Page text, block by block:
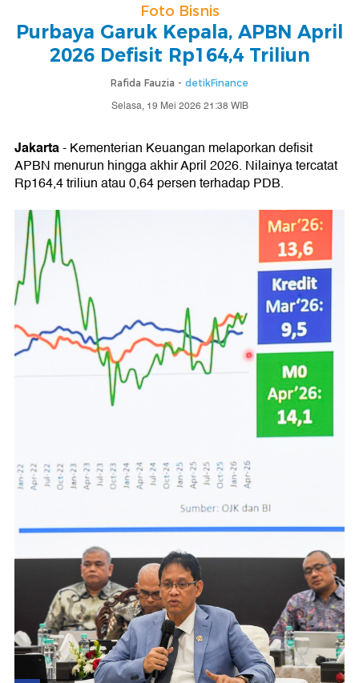
Foto Bisnis
Purbaya Garuk Kepala, APBN April
2026 Defisit Rp164,4 Triliun
Rafida Fauzia - detikFinance
Selasa, 19 Mei 2026 21:38 WIB
Jakarta- Kementerian Keuangan melaporkan defisit
APBN menurun hingga akhir April 2026. Nilainya tercatat
Rp164,4 triliun atau 0,64 persen terhadap PDB.